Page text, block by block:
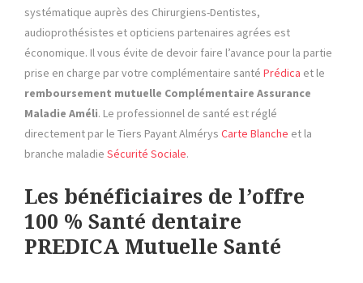
systématique auprès des Chirurgiens-Dentistes,
audioprothésistes et opticiens partenaires agrées est
économique. Il vous évite de devoir faire l’avance pour la partie
prise en charge par votre complémentaire santé Prédica et le
remboursement mutuelle Complémentaire Assurance
Maladie Améli. Le professionnel de santé est réglé
directement par le Tiers Payant Almérys Carte Blanche et la
branche maladie Sécurité Sociale.
Les bénéficiaires de l’offre
100 % Santé dentaire
PREDICA Mutuelle Santé